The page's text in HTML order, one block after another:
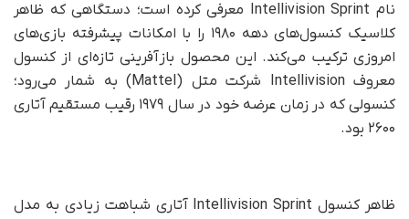
نام Intellivision Sprint معرفی کرده است؛ دستگاهی که ظاهر
کلاسیک کنسول‌های دهه ۱۹۸۰ را با امکانات پیشرفته بازی‌های
امروزی ترکیب می‌کند. این محصول بازآفرینی تازه‌ای از کنسول
معروف Intellivision شرکت متل (Mattel) به شمار می‌رود؛
کنسولی که در زمان عرضه خود در سال ۱۹۷۹ رقیب مستقیم آتاری
۲۶۰۰ بود.
ظاهر کنسول Intellivision Sprint آتاری شباهت زیادی به مدل